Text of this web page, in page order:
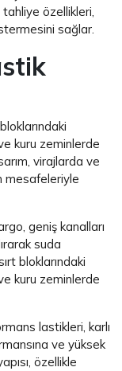
tahliye özellikleri,
sağlar.
kuru zeminlerde
virajlarda ve
mesafeleriyle
geniş kanalları
suda
bloklarındaki
kuru zeminlerde
lastikleri, karlı
ve yüksek
özellikle